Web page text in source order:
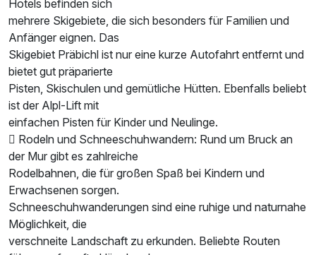
Hotels befinden sich
mehrere Skigebiete, die sich besonders für Familien und
Anfänger eignen. Das
Skigebiet Präbichl ist nur eine kurze Autofahrt entfernt und
bietet gut präparierte
Pisten, Skischulen und gemütliche Hütten. Ebenfalls beliebt
ist der Alpl-Lift mit
einfachen Pisten für Kinder und Neulinge.
 Rodeln und Schneeschuhwandern: Rund um Bruck an
der Mur gibt es zahlreiche
Rodelbahnen, die für großen Spaß bei Kindern und
Erwachsenen sorgen.
Schneeschuhwanderungen sind eine ruhige und naturnahe
Möglichkeit, die
verschneite Landschaft zu erkunden. Beliebte Routen